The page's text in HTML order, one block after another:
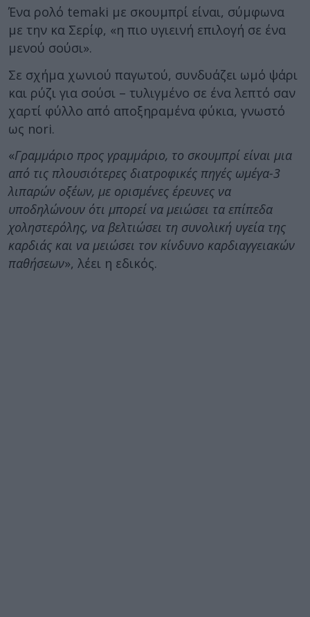
Ένα ρολό temaki με σκουμπρί είναι, σύμφωνα
με την κα Σερίφ, «η πιο υγιεινή επιλογή σε ένα
μενού σούσι».
Σε σχήμα χωνιού παγωτού, συνδυάζει ωμό ψάρι
και ρύζι για σούσι – τυλιγμένο σε ένα λεπτό σαν
χαρτί φύλλο από αποξηραμένα φύκια, γνωστό
ως nori.
«Γραμμάριο προς γραμμάριο, το σκουμπρί είναι μια
από τις πλουσιότερες διατροφικές πηγές ωμέγα-3
λιπαρών οξέων, με ορισμένες έρευνες να
υποδηλώνουν ότι μπορεί να μειώσει τα επίπεδα
χοληστερόλης, να βελτιώσει τη συνολική υγεία της
καρδιάς και να μειώσει τον κίνδυνο καρδιαγγειακών
παθήσεων», λέει η εδικός.